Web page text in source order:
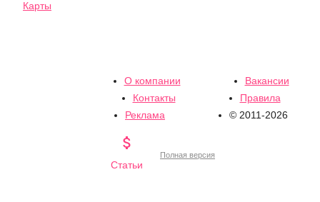
Карты
О компании
Вакансии
Контакты
Правила
Реклама
© 2011-2026

Статьи
Полная версия